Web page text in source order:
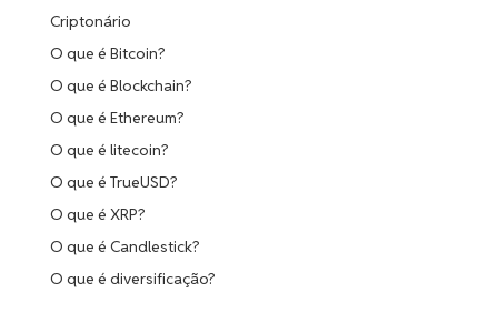
Criptonário
O que é Bitcoin?
O que é Blockchain?
O que é Ethereum?
O que é litecoin?
O que é TrueUSD?
O que é XRP?
O que é Candlestick?
O que é diversificação?